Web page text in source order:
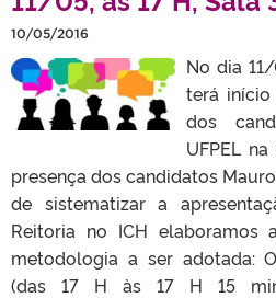
10/05/2016
No dia
terá
dos
UFPEL
presença dos candidatos
de sistematizar a
Reitoria no ICH elaboramos
metodologia a ser adotada:
(das 17 H às 17 H 15